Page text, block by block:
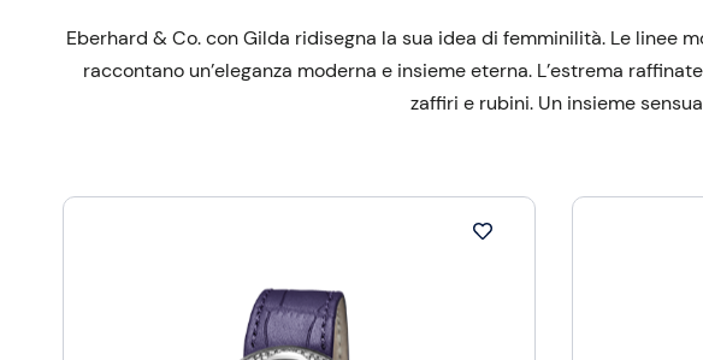
Eberhard & Co. con Gilda ridisegna la sua idea di femminilità. Le linee
raccontano un’eleganza moderna e insieme eterna. L’estrema
zaffiri e rubini. Un insieme